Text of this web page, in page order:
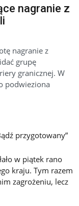
nagranie z
nagranie z
grupę
granicznej. W
podwieziona
przygotowany”
w piątek rano
kraju. Tym razem
zagrożeniu, lecz